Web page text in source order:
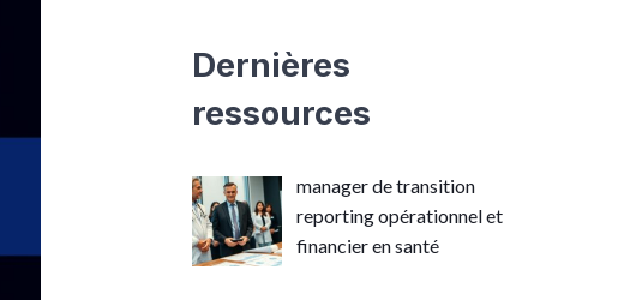
Dernières
ressources
manager de transition
reporting opérationnel et
financier en santé